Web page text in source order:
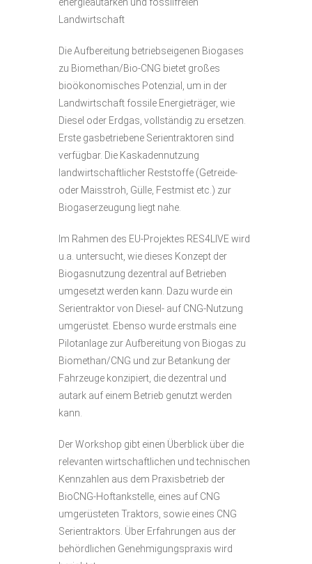
energieautarken und fossilfreien
Landwirtschaft
Die Aufbereitung betriebseigenen Biogases
zu Biomethan/Bio-CNG bietet großes
bioökonomisches Potenzial, um in der
Landwirtschaft fossile Energieträger, wie
Diesel oder Erdgas, vollständig zu ersetzen.
Erste gasbetriebene Serientraktoren sind
verfügbar. Die Kaskadennutzung
landwirtschaftlicher Reststoffe (Getreide-
oder Maisstroh, Gülle, Festmist etc.) zur
Biogaserzeugung liegt nahe.
Im Rahmen des EU-Projektes RES4LIVE wird
u.a. untersucht, wie dieses Konzept der
Biogasnutzung dezentral auf Betrieben
umgesetzt werden kann. Dazu wurde ein
Serientraktor von Diesel- auf CNG-Nutzung
umgerüstet. Ebenso wurde erstmals eine
Pilotanlage zur Aufbereitung von Biogas zu
Biomethan/CNG und zur Betankung der
Fahrzeuge konzipiert, die dezentral und
autark auf einem Betrieb genutzt werden
kann.
Der Workshop gibt einen Überblick über die
relevanten wirtschaftlichen und technischen
Kennzahlen aus dem Praxisbetrieb der
BioCNG-Hoftankstelle, eines auf CNG
umgerüsteten Traktors, sowie eines CNG
Serientraktors. Über Erfahrungen aus der
behördlichen Genehmigungspraxis wird